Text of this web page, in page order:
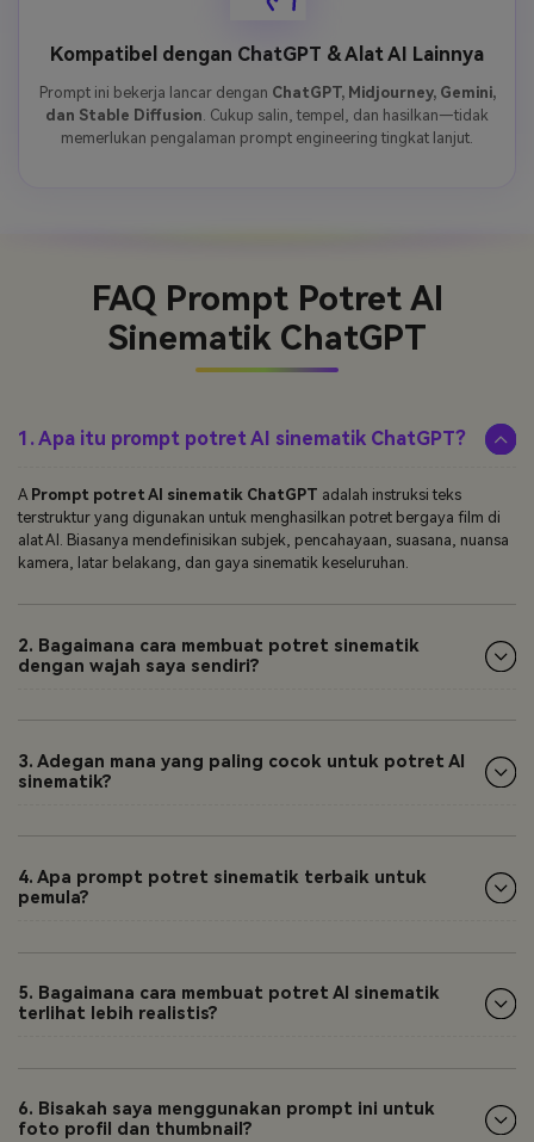
Kompatibel dengan ChatGPT & Alat AI Lainnya
Prompt ini bekerja lancar dengan ChatGPT, Midjourney, Gemini,
dan Stable Diffusion . Cukup salin, tempel, dan hasilkan—tidak
memerlukan pengalaman prompt engineering tingkat lanjut.
FAQ Prompt Potret AI
Sinematik ChatGPT
1. Apa itu prompt potret AI sinematik ChatGPT?
A Prompt potret AI sinematik ChatGPT adalah instruksi teks
terstruktur yang digunakan untuk menghasilkan potret bergaya film di
alat AI. Biasanya mendefinisikan subjek, pencahayaan, suasana, nuansa
kamera, latar belakang, dan gaya sinematik keseluruhan.
2. Bagaimana cara membuat potret sinematik
dengan wajah saya sendiri?
3. Adegan mana yang paling cocok untuk potret AI
sinematik?
4. Apa prompt potret sinematik terbaik untuk
pemula?
5. Bagaimana cara membuat potret AI sinematik
terlihat lebih realistis?
6. Bisakah saya menggunakan prompt ini untuk
foto profil dan thumbnail?